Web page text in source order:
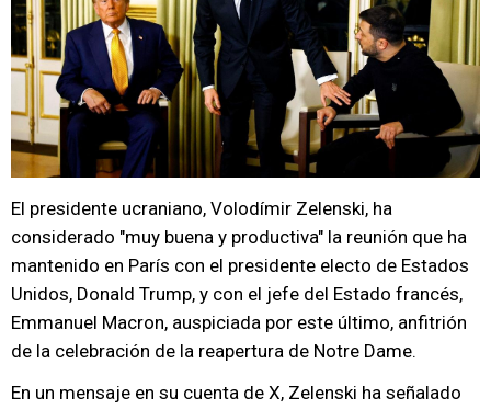
El presidente ucraniano, Volodímir Zelenski, ha
considerado "muy buena y productiva" la reunión que ha
mantenido en París con el presidente electo de Estados
Unidos, Donald Trump, y con el jefe del Estado francés,
Emmanuel Macron, auspiciada por este último, anfitrión
de la celebración de la reapertura de Notre Dame.
En un mensaje en su cuenta de X, Zelenski ha señalado